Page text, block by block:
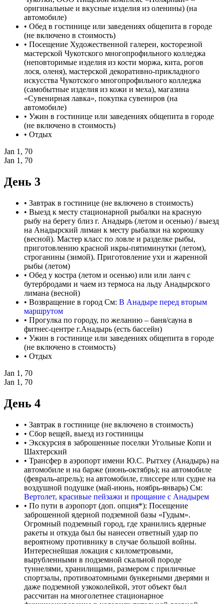
оригинальные и вкусные изделия из оленины) (на
автомобиле)
• Обед в гостинице или заведениях общепита в городе
(не включено в стоимость)
• Посещение Художественной галереи, косторезной
мастерской Чукотского многопрофильного колледжа
(неповторимые изделия из кости моржа, кита, рогов
лося, оленя), мастерской декоративно-прикладного
искусства Чукотского многопрофильного колледжа
(самобытные изделия из кожи и меха), магазина
«Сувенирная лавка», покупка сувениров (на
автомобиле)
• Ужин в гостинице или заведениях общепита в городе
(не включено в стоимость)
• Отдых
Jan 1, 70
Jan 1, 70
День 3
• Завтрак в гостинице (не включено в стоимость)
• Выезд к месту стационарной рыбалки на красную
рыбу на берегу близ г. Анадырь (летом и осенью) / выезд
на Анадырский лиман к месту рыбалки на корюшку
(весной). Мастер класс по ловле и разделке рыбы,
приготовлению красной икры-пятиминутки (летом),
строганины (зимой). Приготовление ухи и жаренной
рыбы (летом)
• Обед у костра (летом и осенью) или или ланч с
бутербродами и чаем из термоса на льду Анадырского
лимана (весной)
• Возвращение в город См: В Анадыре перед вторым
маршрутом
• Прогулка по городу, по желанию – баня/сауна в
фитнес-центре г.Анадырь (есть бассейн)
• Ужин в гостинице или заведениях общепита в городе
(не включено в стоимость)
• Отдых
Jan 1, 70
Jan 1, 70
День 4
• Завтрак в гостинице (не включено в стоимость)
• Сбор вещей, выезд из гостиницы
• Экскурсия в заброшенные поселки Угольные Копи и
Шахтерский
• Трансфер в аэропорт имени Ю.С. Рытхеу (Анадырь) на
автомобиле и на барже (июнь-октябрь); на автомобиле
(февраль-апрель); на автомобиле, глиссере или судне на
воздушной подушке (май-июнь, ноябрь-январь) См:
Вертолет, красивые пейзажи и прощание с Анадырем
• По пути в аэропорт (доп. опция*): Посещение
заброшенной ядерной подземной базы «Гудым».
Огромный подземный город, где хранились ядерные
ракеты и откуда был бы нанесен ответный удар по
вероятному противнику в случае большой войны.
Интереснейшая локация с километровыми,
вырубленными в подземной скальной породе
туннелями, хранилищами, размером с приличные
спортзалы, противоатомными бункерными дверями и
даже подземной узкоколейкой, этот объект был
рассчитан на многолетнее стационарное